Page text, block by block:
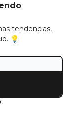
tendencias,
💡